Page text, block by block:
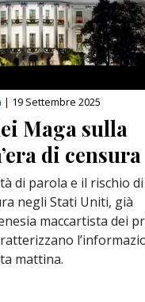
| 19 Settembre 2025
Maga sulla
di censura
di parola e il rischio di
negli Stati Uniti, già
maccartista dei
mattina.